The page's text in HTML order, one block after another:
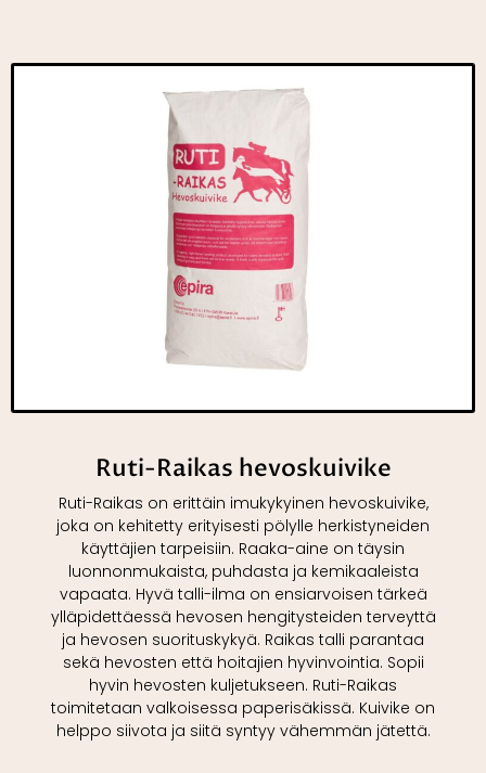
Ruti-Raikas hevoskuivike
Ruti-Raikas on erittäin imukykyinen hevoskuivike,
joka on kehitetty erityisesti pölylle herkistyneiden
käyttäjien tarpeisiin. Raaka-aine on täysin
luonnonmukaista, puhdasta ja kemikaaleista
vapaata. Hyvä talli-ilma on ensiarvoisen tärkeä
ylläpidettäessä hevosen hengitysteiden terveyttä
ja hevosen suorituskykyä. Raikas talli parantaa
sekä hevosten että hoitajien hyvinvointia. Sopii
hyvin hevosten kuljetukseen. Ruti-Raikas
toimitetaan valkoisessa paperisäkissä. Kuivike on
helppo siivota ja siitä syntyy vähemmän jätettä.